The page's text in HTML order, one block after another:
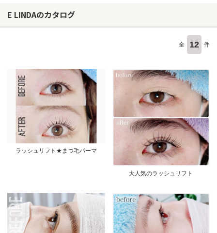
E LINDAのカタログ
全 12 件
ラッシュリフト★まつ毛パーマ
大人気のラッシュリフト